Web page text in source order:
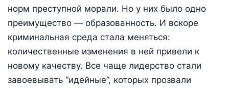
норм преступной морали. Но у них было одно
преимущество — образованность. И вскоре
криминальная среда стала меняться:
количественные изменения в ней привели к
новому качеству. Все чаще лидерство стали
завоевывать “идейные”, которых прозвали